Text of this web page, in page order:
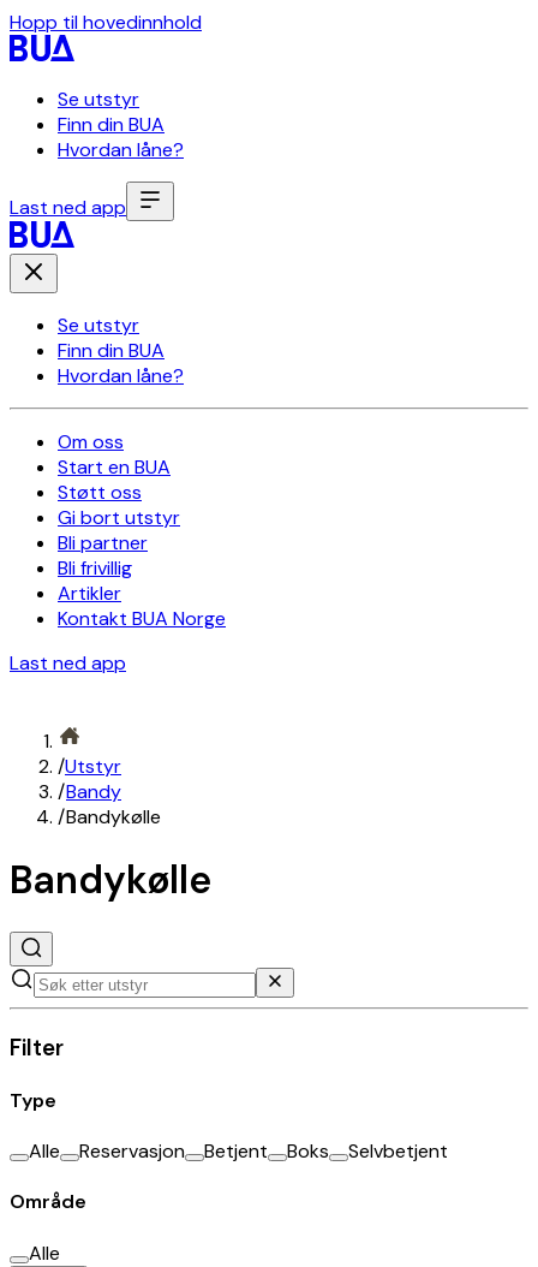
Hopp til hovedinnhold
Se utstyr
Finn din BUA
Hvordan låne?
Last ned app
Se utstyr
Finn din BUA
Hvordan låne?
Om oss
Start en BUA
Støtt oss
Gi bort utstyr
Bli partner
Bli frivillig
Artikler
Kontakt BUA Norge
Last ned app
/Utstyr
/Bandy
/Bandykølle
Bandykølle
Filter
Type
Alle Reservasjon Betjent Boks Selvbetjent
Område
Alle